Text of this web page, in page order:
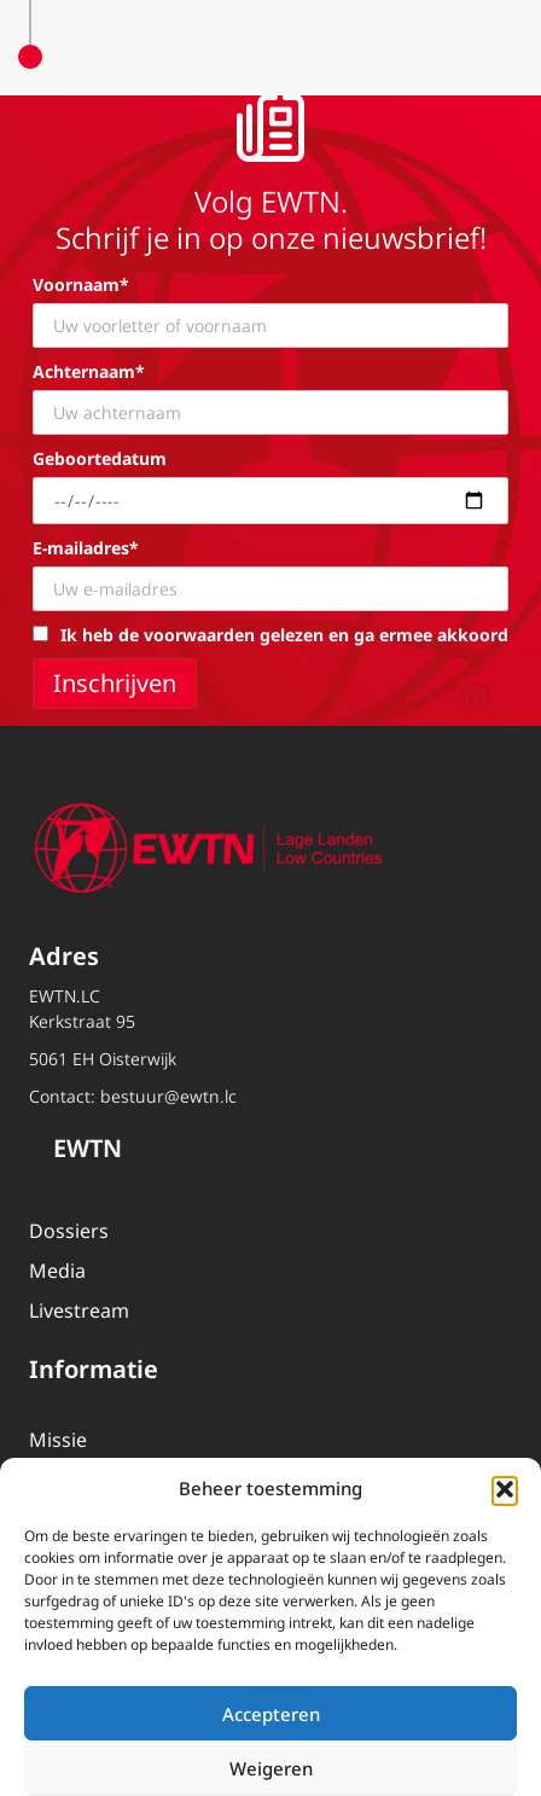
Beheer toestemming
Om de beste ervaringen te bieden, gebruiken wij technologieën zoals
cookies om informatie over je apparaat op te slaan en/of te raadplegen.
Door in te stemmen met deze technologieën kunnen wij gegevens zoals
surfgedrag of unieke ID's op deze site verwerken. Als je geen
toestemming geeft of uw toestemming intrekt, kan dit een nadelige
invloed hebben op bepaalde functies en mogelijkheden.
Accepteren
Weigeren
Volg EWTN.
Schrijf je in op onze nieuwsbrief!
Voornaam*
Achternaam*
Geboortedatum
E-mailadres*
Ik heb de voorwaarden gelezen en ga ermee akkoord
Adres
EWTN.LC
Kerkstraat 95
5061 EH Oisterwijk
Contact: bestuur@ewtn.lc
EWTN
Dossiers
Media
Livestream
Informatie
Missie
EWTN-Team
Organisatiegegevens
Doneren
EWTN wordt uitsluitend gefinancierd door uw donaties.
Wij ontvangen bewust geen advertentie-inkomsten of